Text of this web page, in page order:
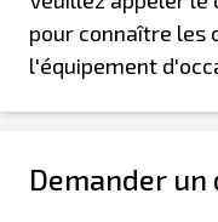
pour connaître les
l'équipement
Demander un